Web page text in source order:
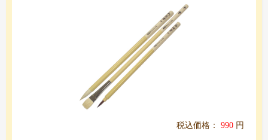
税込価格： 990 円